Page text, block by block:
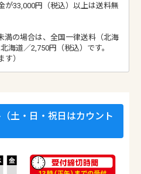
が33,000円（税込）以上は送料無
満の場合は、全国一律送料（北海
海道／2,750円（税込）です。
す）
（土・日・祝日はカウント